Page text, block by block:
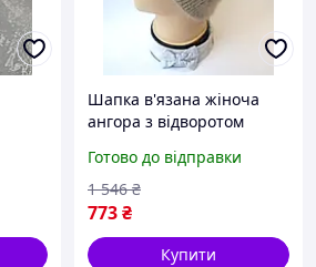
Шапка в'язана жіноча
ангора з відворотом
пухнасті жіночі шапки
м'ятного бежевого
кольору
Готово до відправки
773₴
1 546 ₴
Купити